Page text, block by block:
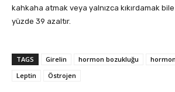
kahkaha atmak veya yalnızca kıkırdamak
yüzde 39 azaltır.
TAGS Girelin hormon bozukluğu
Leptin
Östrojen